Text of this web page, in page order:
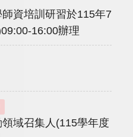
資培訓研習於115年7
16:00辦理
域召集人(115學年度